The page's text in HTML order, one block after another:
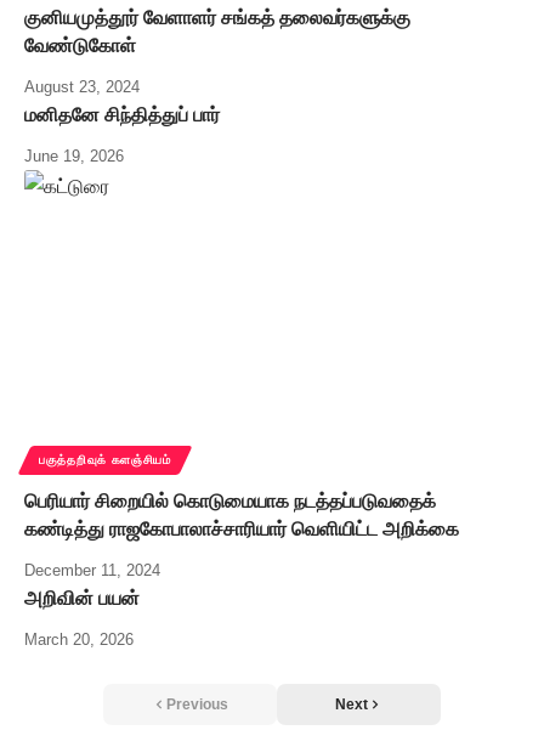
குனியமுத்தூர் வேளாளர் சங்கத் தலைவர்களுக்கு
வேண்டுகோள்
August 23, 2024
மனிதனே சிந்தித்துப் பார்
June 19, 2026
பகுத்தறிவுக் களஞ்சியம்
பெரியார் சிறையில் கொடுமையாக நடத்தப்படுவதைக்
கண்டித்து ராஜகோபாலாச்சாரியார் வெளியிட்ட அறிக்கை
December 11, 2024
அறிவின் பயன்
March 20, 2026
Previous Next